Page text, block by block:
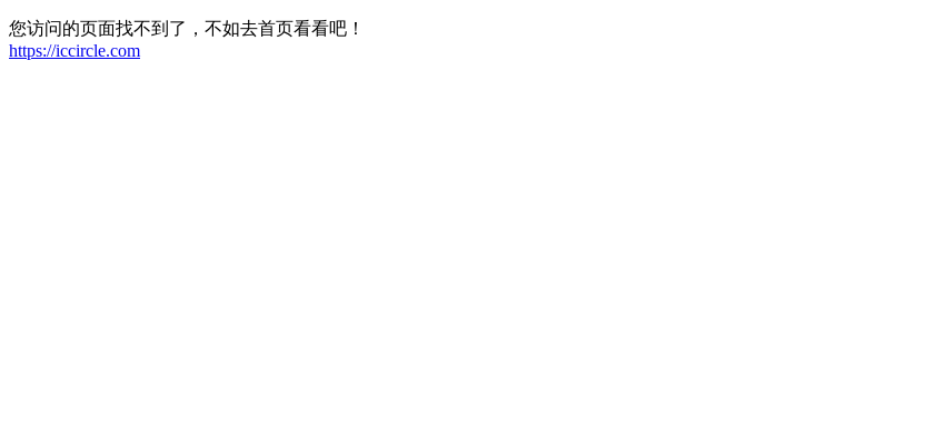
您访问的页面找不到了，不如去首页看看吧！
https://iccircle.com